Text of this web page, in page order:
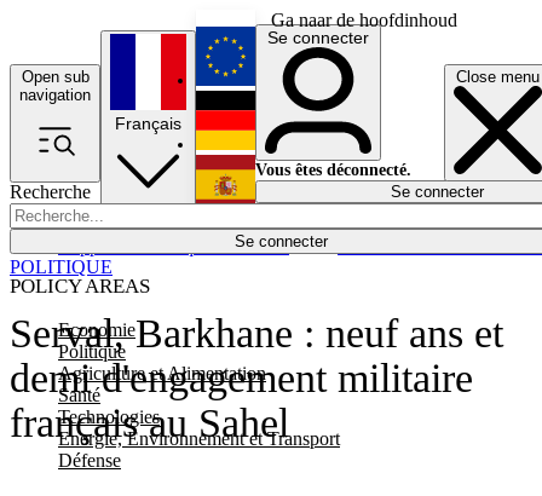
Ga naar de hoofdinhoud
Open sub
navigation
Close menu
Recherche
Se connecter
POLICY AREAS
Economie
Politique
Agriculture et Alimentation
Santé
Technologies
Energie, Environnement et Transport
Défense
Économie
Français
English
Deutsch
Español
Se connecter
Vous êtes déconnecté.
Se connecter
Serval, Barkhane : neuf ans et
demi d'engagement militaire
français au Sahel
POLITIQUE